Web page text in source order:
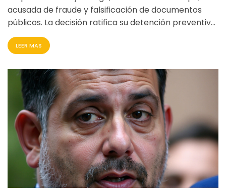
acusada de fraude y falsificación de documentos
públicos. La decisión ratifica su detención preventiva,
inicialmente dictada por el Noveno Juzgado de
Garantía de Santiago y luego ratificada por la Corte
en el procedimiento, pero el tribunal desestimó
estos alegatos, permitiendo que la investigación
continúe.
LEER MAS